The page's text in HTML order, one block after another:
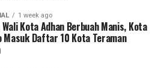
1 week ago
Kota Adhan Berbuah Manis, Kota
Masuk Daftar 10 Kota Teraman